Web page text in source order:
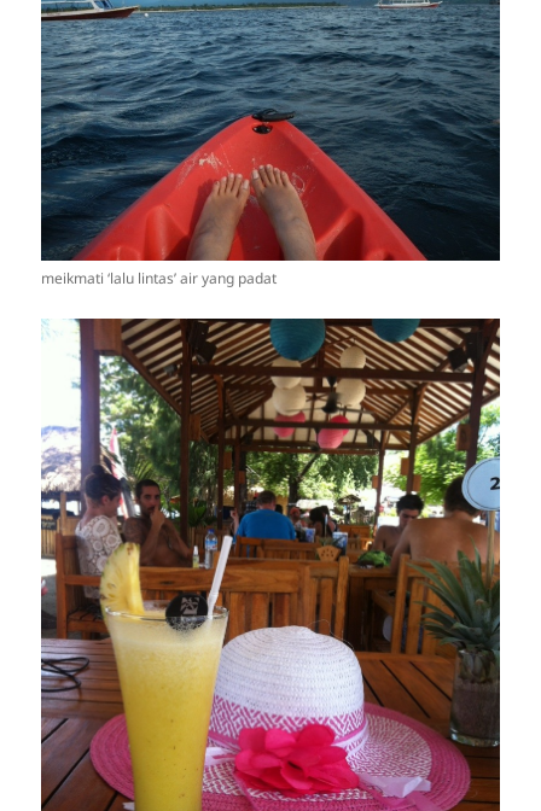
meikmati ‘lalu lintas’ air yang padat